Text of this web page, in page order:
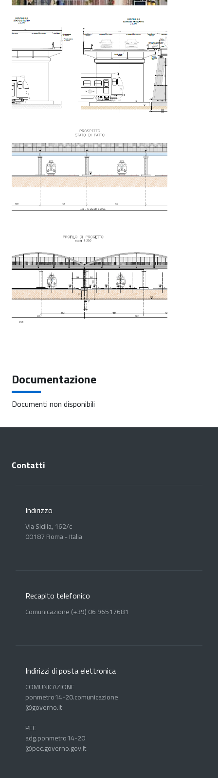
Documentazione
Documenti non disponibili
Contatti
Indirizzo
Via Sicilia, 162/c
00187 Roma - Italia
Recapito telefonico
Comunicazione (+39) 06 96517681
Indirizzi di posta elettronica
COMUNICAZIONE
ponmetro14-20.comunicazione
@governo.it
PEC
adg.ponmetro14-20
@pec.governo.gov.it